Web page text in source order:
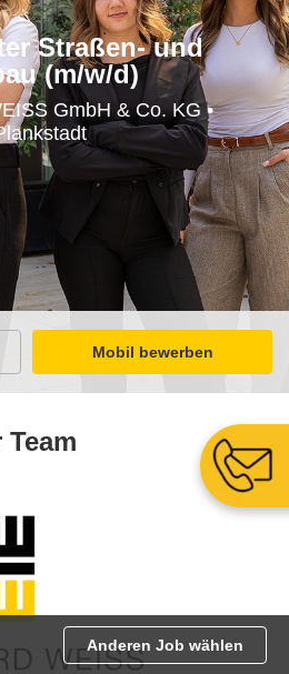
Straßen- und
(m/w/d)
GmbH & Co. KG •
Mobil bewerben
Anderen Job wählen